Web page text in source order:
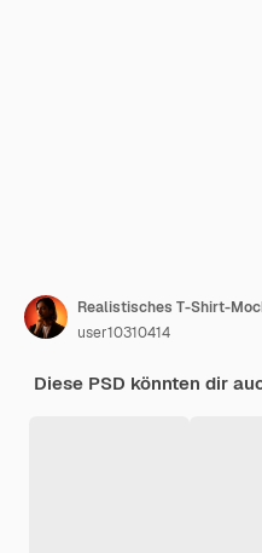
user10310414
Diese PSD könnten dir